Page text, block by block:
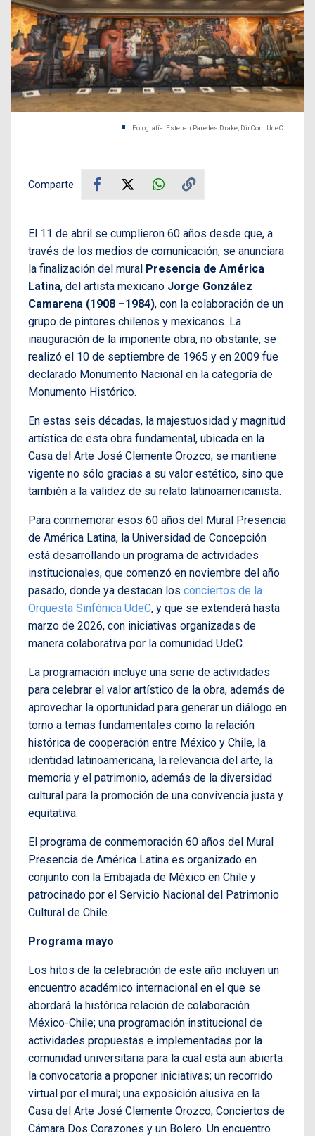
Fotografía: Esteban Paredes Drake, DirCom UdeC
Comparte
El 11 de abril se cumplieron 60 años desde que, a
través de los medios de comunicación, se anunciara
la finalización del mural Presencia de América
Latina, del artista mexicano Jorge González
Camarena (1908 –1984), con la colaboración de un
grupo de pintores chilenos y mexicanos. La
inauguración de la imponente obra, no obstante, se
realizó el 10 de septiembre de 1965 y en 2009 fue
declarado Monumento Nacional en la categoría de
Monumento Histórico.
En estas seis décadas, la majestuosidad y magnitud
artística de esta obra fundamental, ubicada en la
Casa del Arte José Clemente Orozco, se mantiene
vigente no sólo gracias a su valor estético, sino que
también a la validez de su relato latinoamericanista.
Para conmemorar esos 60 años del Mural Presencia
de América Latina, la Universidad de Concepción
está desarrollando un programa de actividades
institucionales, que comenzó en noviembre del año
pasado, donde ya destacan los conciertos de la
Orquesta Sinfónica UdeC, y que se extenderá hasta
marzo de 2026, con iniciativas organizadas de
manera colaborativa por la comunidad UdeC.
La programación incluye una serie de actividades
para celebrar el valor artístico de la obra, además de
aprovechar la oportunidad para generar un diálogo en
torno a temas fundamentales como la relación
histórica de cooperación entre México y Chile, la
identidad latinoamericana, la relevancia del arte, la
memoria y el patrimonio, además de la diversidad
cultural para la promoción de una convivencia justa y
equitativa.
El programa de conmemoración 60 años del Mural
Presencia de América Latina es organizado en
conjunto con la Embajada de México en Chile y
patrocinado por el Servicio Nacional del Patrimonio
Cultural de Chile.
Programa mayo
Los hitos de la celebración de este año incluyen un
encuentro académico internacional en el que se
abordará la histórica relación de colaboración
México-Chile; una programación institucional de
actividades propuestas e implementadas por la
comunidad universitaria para la cual está aun abierta
la convocatoria a proponer iniciativas; un recorrido
virtual por el mural; una exposición alusiva en la
Casa del Arte José Clemente Orozco; Conciertos de
Cámara Dos Corazones y un Bolero. Un encuentro